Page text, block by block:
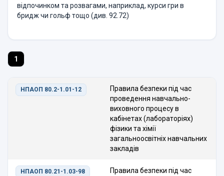
відпочинком та розвагами, наприклад, курси гри в
бридж чи гольф тощо (див. 92.72)
1
НПАОП 80.2-1.01-12
Правила безпеки під час
проведення навчально-
виховного процесу в
кабінетах (лабораторіях)
фізики та хімії
загальноосвітніх навчальних
закладів
НПАОП 80.21-1.03-98
Правила безпеки під час